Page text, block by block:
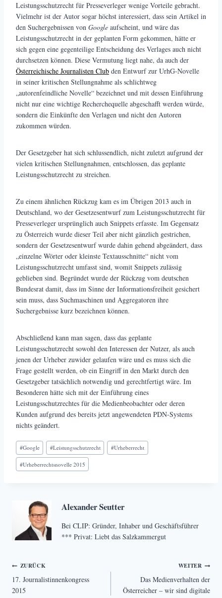
Leistungsschutzrecht für Presseverleger wenige Vorteile gebracht.
Vielmehr ist der Autor sogar höchst interessiert, dass sein Artikel in
den Suchergebnissen von Google aufscheint, und wäre das
Leistungsschutzrecht in der geplanten Form gekommen, hätte er
sich gegen eine gegenteilige Entscheidung des Verlages auch nicht
durchsetzen können. Diese Vermutung liegt nahe, da auch der
Österreichische Journalisten Club den Entwurf zur UrhG-Novelle
in seiner kritischen Stellungnahme als schlichtweg
„autorenfeindliche Novelle“ bezeichnet und mit dessen Einführung
nicht nur eine wichtige Recherchequelle abgeschafft werden würde,
sondern die Einkünfte den Verlagen und nicht den Autoren
zukommen würden.
Der Gesetzgeber hat sich schlussendlich, nicht zuletzt aufgrund der
vielen kritischen Stellungnahmen, entschlossen, das geplante
Leistungsschutzrecht zu streichen.
Zu einem ähnlichen Rückzug kam es im Übrigen 2013 auch in
Deutschland, wo der Gesetzesentwurf zum Leistungsschutzrecht für
Presseverleger ursprünglich auch Snippets erfasste. Im Gegensatz
zu Österreich wurde dieser Teil aber nicht gänzlich gestrichen,
sondern der Gesetzesentwurf wurde dahin gehend abgeändert, dass
„einzelne Wörter oder kleinste Textausschnitte“ nicht vom
Leistungsschutzrecht umfasst sind, womit Snippets zulässig
geblieben sind. Begründet wurde der Rückzug vom deutschen
Bundesrat damit, dass im Sinne der Informationsfreiheit gesichert
sein muss, dass Suchmaschinen und Aggregatoren ihre
Suchergebnisse kurz bezeichnen können.
Abschließend kann man sagen, dass das geplante
Leistungsschutzrecht sowohl den Interessen der Nutzer, als auch
jenen der Urheber zuwider gelaufen wäre und es muss sich die
Frage gestellt werden, ob ein Eingriff in den Markt durch den
Gesetzgeber tatsächlich notwendig und gerechtfertigt wäre. Im
Besonderen hätte sich mit der Einführung eines
Leistungsschutzrechtes für die Medienbeobachter oder deren
Kunden aufgrund des bereits jetzt angewendeten PDN-Systems
nichts geändert.
Schlagworte:
#Google #Leistungsschutzrecht #Urheberrecht
#Urheberrechtsnovelle 2015
Alexander Seutter
Bei CLIP: Gründer, Inhaber und Geschäftsführer
*** Privat: Liebt das Salzkammergut
Beitragsnavigation
ZURÜCK
17. Journalistinnenkongress
2015
WEITER
Das Medienverhalten der
Österreicher – wir sind digitale